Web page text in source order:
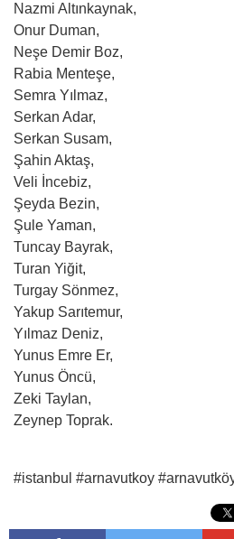
Nazmi Altınkaynak,
Onur Duman,
Neşe Demir Boz,
Rabia Menteşe,
Semra Yılmaz,
Serkan Adar,
Serkan Susam,
Şahin Aktaş,
Veli İncebiz,
Şeyda Bezin,
Şule Yaman,
Tuncay Bayrak,
Turan Yiğit,
Turgay Sönmez,
Yakup Sarıtemur,
Yılmaz Deniz,
Yunus Emre Er,
Yunus Öncü,
Zeki Taylan,
Zeynep Toprak.
#istanbul #arnavutkoy